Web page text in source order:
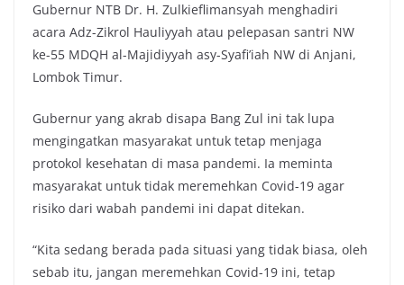
Gubernur NTB Dr. H. Zulkieflimansyah menghadiri
acara Adz-Zikrol Hauliyyah atau pelepasan santri NW
ke-55 MDQH al-Majidiyyah asy-Syafi’iah NW di Anjani,
Lombok Timur.
Gubernur yang akrab disapa Bang Zul ini tak lupa
mengingatkan masyarakat untuk tetap menjaga
protokol kesehatan di masa pandemi. Ia meminta
masyarakat untuk tidak meremehkan Covid-19 agar
risiko dari wabah pandemi ini dapat ditekan.
“Kita sedang berada pada situasi yang tidak biasa, oleh
sebab itu, jangan meremehkan Covid-19 ini, tetap